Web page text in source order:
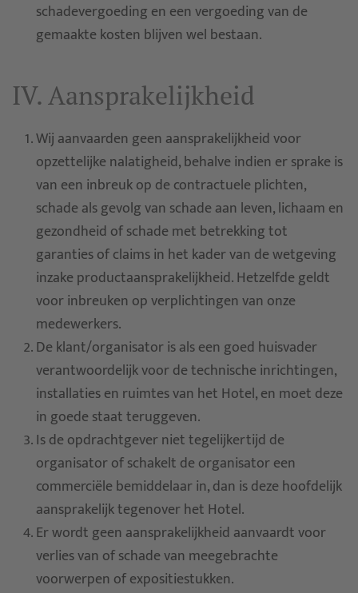
schadevergoeding en een vergoeding van de
gemaakte kosten blijven wel bestaan.
IV. Aansprakelijkheid
Wij aanvaarden geen aansprakelijkheid voor
opzettelijke nalatigheid, behalve indien er sprake is
van een inbreuk op de contractuele plichten,
schade als gevolg van schade aan leven, lichaam en
gezondheid of schade met betrekking tot
garanties of claims in het kader van de wetgeving
inzake productaansprakelijkheid. Hetzelfde geldt
voor inbreuken op verplichtingen van onze
medewerkers.
De klant/organisator is als een goed huisvader
verantwoordelijk voor de technische inrichtingen,
installaties en ruimtes van het Hotel, en moet deze
in goede staat teruggeven.
Is de opdrachtgever niet tegelijkertijd de
organisator of schakelt de organisator een
commerciële bemiddelaar in, dan is deze hoofdelijk
aansprakelijk tegenover het Hotel.
Er wordt geen aansprakelijkheid aanvaardt voor
verlies van of schade van meegebrachte
voorwerpen of expositiestukken.